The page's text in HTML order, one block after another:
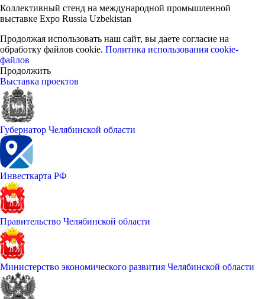
Коллективный стенд на международной промышленной
выставке Expo Russia Uzbekistan
Продолжая использовать наш сайт, вы даете согласие на
обработку файлов cookie. Политика использования cookie-
файлов
Продолжить
Выставка проектов
Губернатор Челябинской области
Инвесткарта РФ
Правительство Челябинской области
Министерство экономического развития Челябинской области